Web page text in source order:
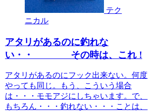
テク
ニカル
アタリがあるのに釣れな
い・・ その時は、これ !
アタリがあるのにフック出来ない。何度
やっても同じ。もう、こういう場合
は・・・モモアジにしちゃいます。で、
もちろん・・・釣れない・・・ことは、